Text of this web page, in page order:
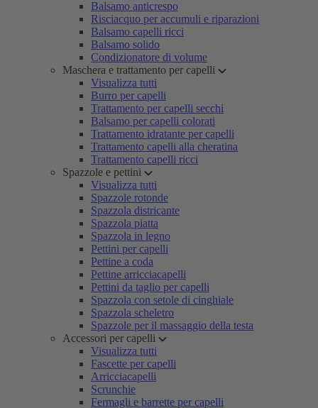
Balsamo anticrespo
Risciacquo per accumuli e riparazioni
Balsamo capelli ricci
Balsamo solido
Condizionatore di volume
Maschera e trattamento per capelli
Visualizza tutti
Burro per capelli
Trattamento per capelli secchi
Balsamo per capelli colorati
Trattamento idratante per capelli
Trattamento capelli alla cheratina
Trattamento capelli ricci
Spazzole e pettini
Visualizza tutti
Spazzole rotonde
Spazzola districante
Spazzola piatta
Spazzola in legno
Pettini per capelli
Pettine a coda
Pettine arricciacapelli
Pettini da taglio per capelli
Spazzola con setole di cinghiale
Spazzola scheletro
Spazzole per il massaggio della testa
Accessori per capelli
Visualizza tutti
Fascette per capelli
Arricciacapelli
Scrunchie
Fermagli e barrette per capelli